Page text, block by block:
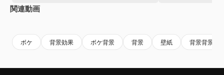
関連動画
ボケ 背景効果 ボケ背景 背景 壁紙 背景背景